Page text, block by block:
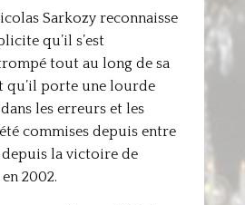
Sarkozy reconnaisse
qu’il s’est
tout au long de sa
qu’il porte une lourde
les erreurs et les
commises depuis entre
depuis la victoire de
2002.